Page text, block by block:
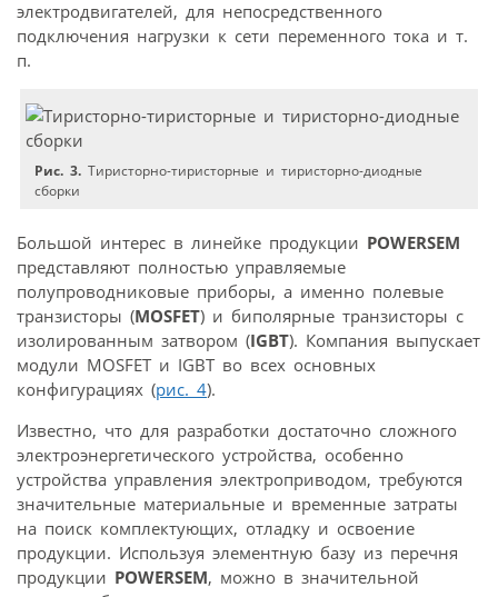
электродвигателей, для непосредственного
подключения нагрузки к сети переменного тока и т.
п.
Рис. 3. Тиристорно-тиристорные и тиристорно-диодные
сборки
Большой интерес в линейке продукции POWERSEM
представляют полностью управляемые
полупроводниковые приборы, а именно полевые
транзисторы (MOSFET) и биполярные транзисторы с
изолированным затвором (IGBT). Компания выпускает
модули MOSFET и IGBT во всех основных
конфигурациях (рис. 4).
Известно, что для разработки достаточно сложного
электроэнергетического устройства, особенно
устройства управления электроприводом, требуются
значительные материальные и временные затраты
на поиск комплектующих, отладку и освоение
продукции. Используя элементную базу из перечня
продукции POWERSEM, можно в значительной